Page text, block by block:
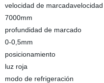
velocidad de marcadavelocidad
7000mm
profundidad de marcado
0-0,5mm
posicionamiento
luz roja
modo de refrigeración